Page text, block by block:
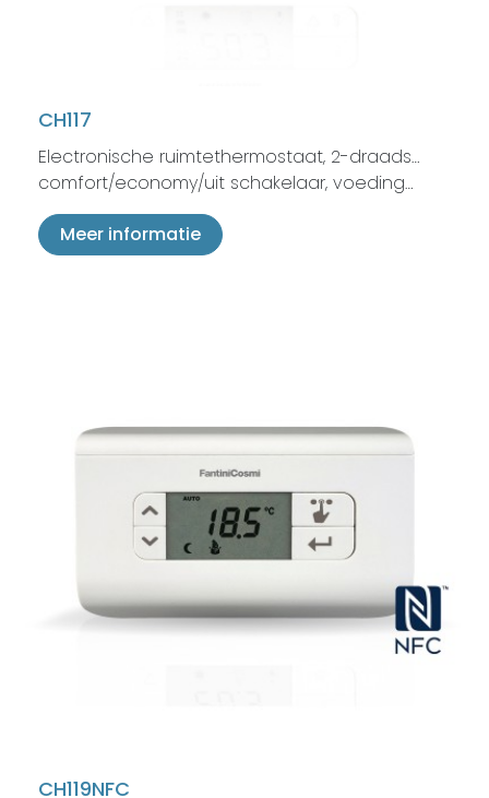
CH117
Electronische ruimtethermostaat, 2-draads…
comfort/economy/uit schakelaar, voeding…
Meer informatie
CH119NFC